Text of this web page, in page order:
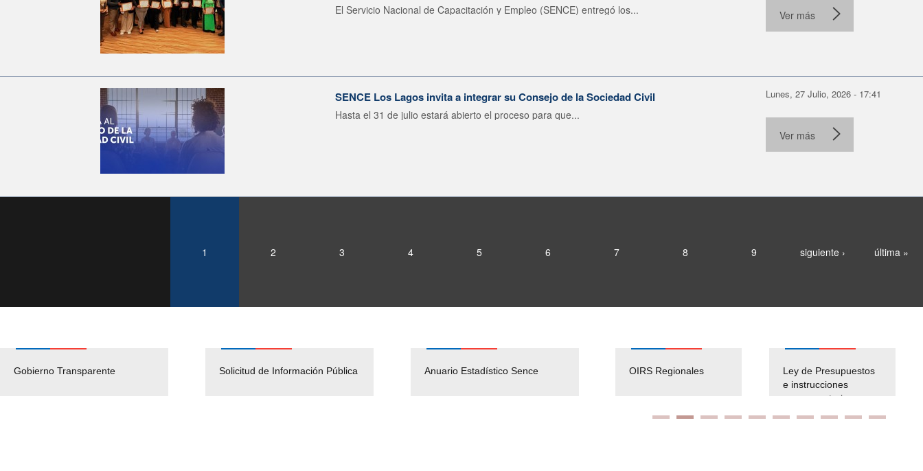
El Servicio Nacional de Capacitación y Empleo (SENCE) entregó los... Ver más
SENCE Los Lagos invita a integrar su Consejo de la Sociedad Civil
Hasta el 31 de julio estará abierto el proceso para que...
Lunes, 27 Julio, 2026 - 17:41
Ver más
1 2 3 4 5 6 7 8 9 siguiente › última »
Gobierno Transparente Solicitud de Información Pública Anuario Estadístico Sence
Pago Proveedores
Empleos Públicos
Solicitud Audiencias y
OIRS Regionales
Ley de Presupuestos
e instrucciones
presuspuetarias